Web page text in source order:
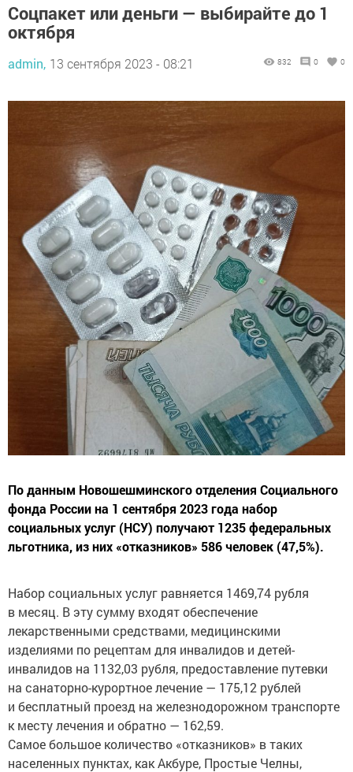
Соцпакет или деньги — выбирайте до 1
октября
admin, 13 сентября 2023 - 08:21 832 0 0
По данным Новошешминского отделения Социального
фонда России на 1 сентября 2023 года набор
социальных услуг (НСУ) получают 1235 федеральных
льготника, из них «отказников» 586 человек (47,5%).
Набор социальных услуг равняется 1469,74 рубля
в месяц. В эту сумму входят обеспечение
лекарственными средствами, медицинскими
изделиями по рецептам для инвалидов и детей-
инвалидов на 1132,03 рубля, предоставление путевки
на санаторно-курортное лечение — 175,12 рублей
и бесплатный проезд на железнодорожном транспорте
к месту лечения и обратно — 162,59.
Самое большое количество «отказников» в таких
населенных пунктах, как Акбуре, Простые Челны,